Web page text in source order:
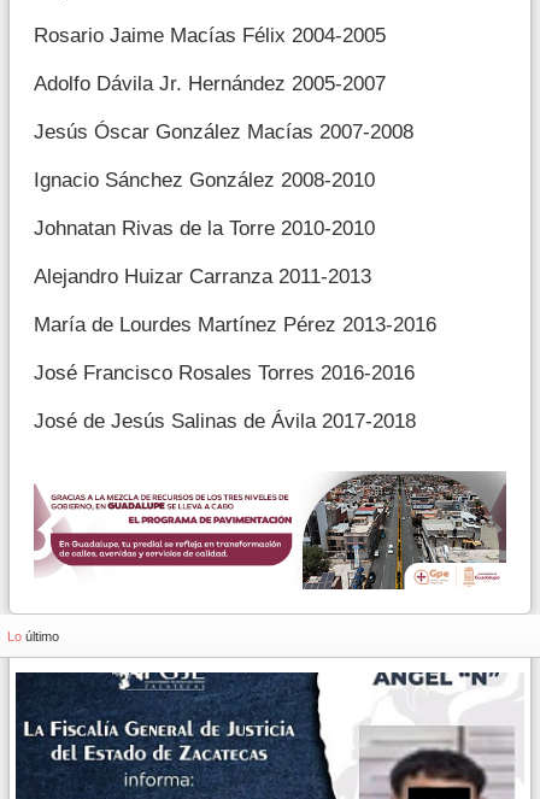
Rosario Jaime Macías Félix 2004-2005
Adolfo Dávila Jr. Hernández 2005-2007
Jesús Óscar González Macías 2007-2008
Ignacio Sánchez González 2008-2010
Johnatan Rivas de la Torre 2010-2010
Alejandro Huizar Carranza 2011-2013
María de Lourdes Martínez Pérez 2013-2016
José Francisco Rosales Torres 2016-2016
José de Jesús Salinas de Ávila 2017-2018
Lo último